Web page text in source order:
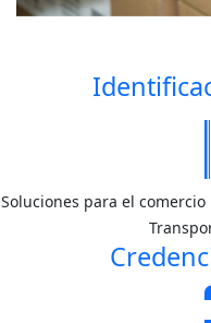
Soluciones para el